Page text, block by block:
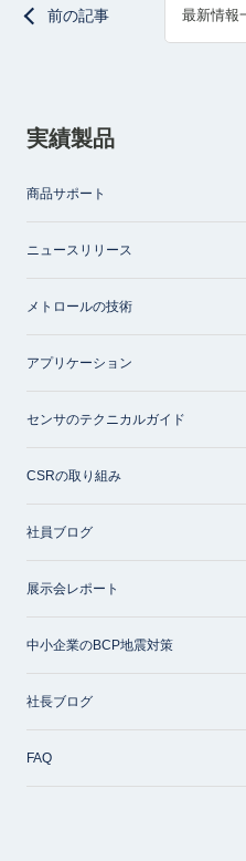
前の記事 最新情報
実績製品
商品サポート
ニュースリリース
メトロールの技術
アプリケーション
センサのテクニカルガイド
CSRの取り組み
社員ブログ
展示会レポート
中小企業のBCP地震対策
社長ブログ
FAQ